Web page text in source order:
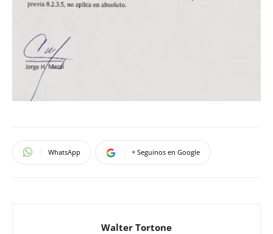
WhatsApp + Seguinos en Google
Walter Tortone